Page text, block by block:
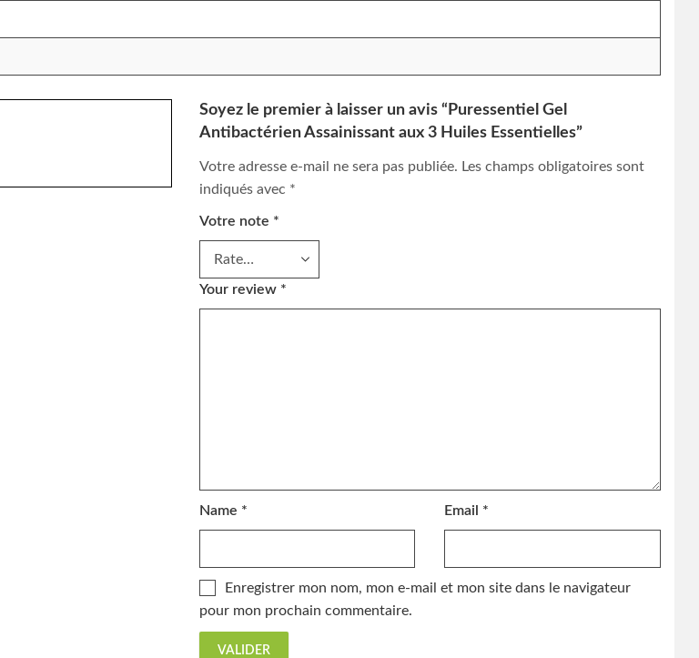
Soyez le premier à laisser un avis “Puressentiel Gel
Antibactérien Assainissant aux 3 Huiles Essentielles”
Votre adresse e-mail ne sera pas publiée. Les champs obligatoires sont
indiqués avec *
Votre note *
Your review *
Name * Email *
Enregistrer mon nom, mon e-mail et mon site dans le navigateur
pour mon prochain commentaire.